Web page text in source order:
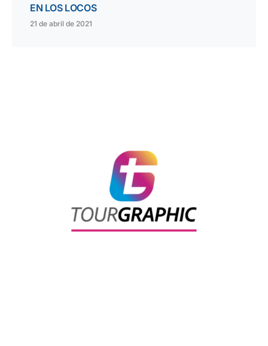
EN LOS LOCOS
21 de abril de 2021